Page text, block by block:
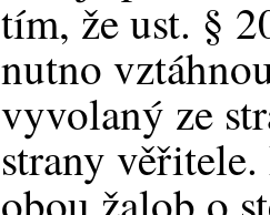
tím, že ust. §
nutno
vyvolaný ze
strany